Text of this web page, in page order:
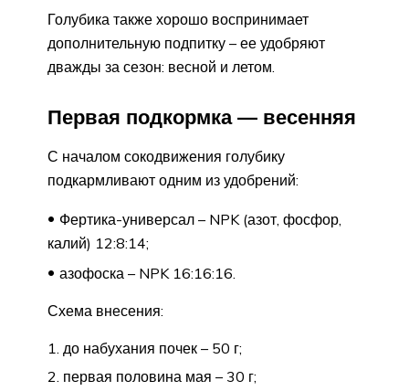
Голубика также хорошо воспринимает
дополнительную подпитку – ее удобряют
дважды за сезон: весной и летом.
Первая подкормка — весенняя
С началом сокодвижения голубику
подкармливают одним из удобрений:
Фертика-универсал – NPK (азот, фосфор,
калий) 12:8:14;
азофоска – NPK 16:16:16.
Схема внесения:
до набухания почек – 50 г;
первая половина мая – 30 г;